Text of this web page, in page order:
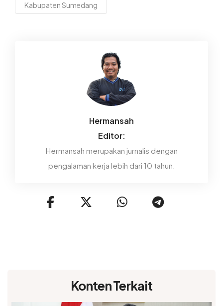
Kabupaten Sumedang
Hermansah
Editor:
Hermansah merupakan jurnalis dengan
pengalaman kerja lebih dari 10 tahun.
Konten Terkait